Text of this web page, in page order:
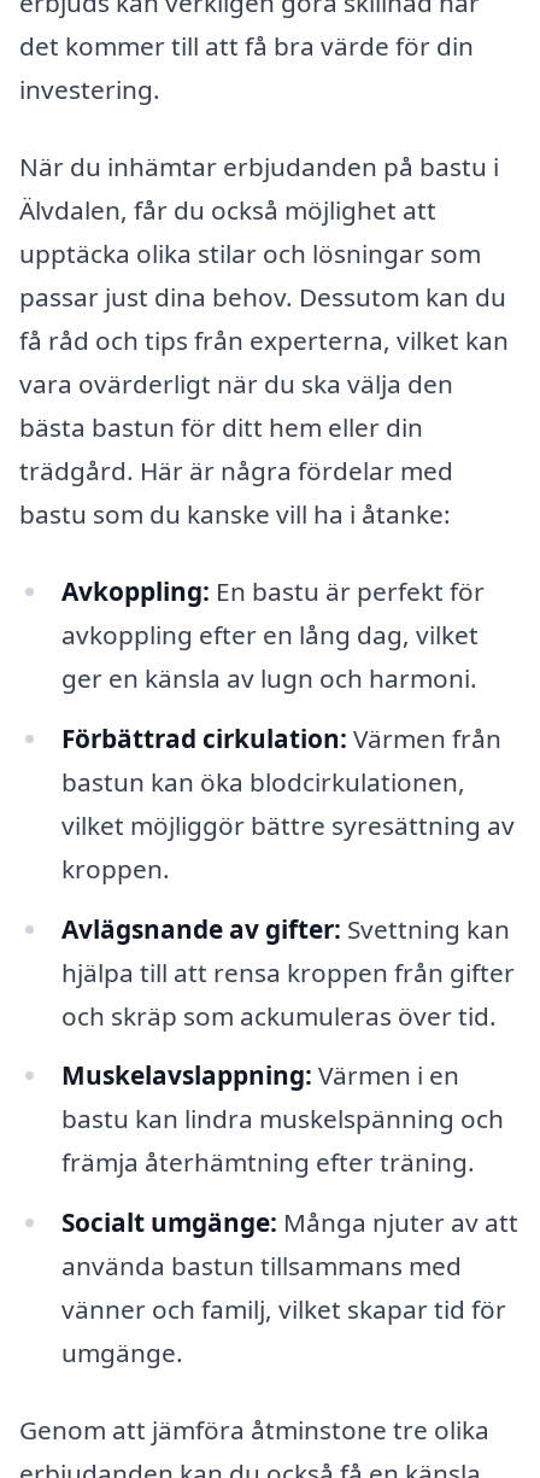
det kommer till att få bra värde för din
investering.
När du inhämtar erbjudanden på bastu i
Älvdalen, får du också möjlighet att
upptäcka olika stilar och lösningar som
passar just dina behov. Dessutom kan du
få råd och tips från experterna, vilket kan
vara ovärderligt när du ska välja den
bästa bastun för ditt hem eller din
trädgård. Här är några fördelar med
bastu som du kanske vill ha i åtanke:
Avkoppling: En bastu är perfekt för
avkoppling efter en lång dag, vilket
ger en känsla av lugn och harmoni.
Förbättrad cirkulation: Värmen från
bastun kan öka blodcirkulationen,
vilket möjliggör bättre syresättning av
kroppen.
Avlägsnande av gifter: Svettning kan
hjälpa till att rensa kroppen från gifter
och skräp som ackumuleras över tid.
Muskelavslappning: Värmen i en
bastu kan lindra muskelspänning och
främja återhämtning efter träning.
Socialt umgänge: Många njuter av att
använda bastun tillsammans med
vänner och familj, vilket skapar tid för
umgänge.
Genom att jämföra åtminstone tre olika